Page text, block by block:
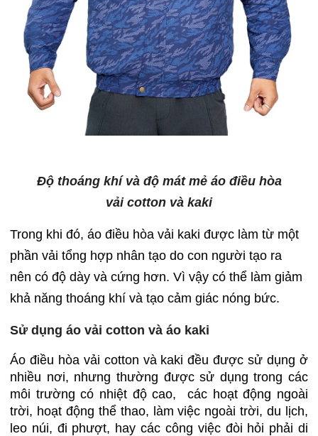
Độ thoáng khí và độ mát mẻ áo điều hòa
vải cotton và kaki
Trong khi đó, áo điều hòa vải kaki được làm từ một
phần vải tổng hợp nhân tạo do con người tạo ra
nên có độ dày và cứng hơn. Vì vậy có thể làm giảm
khả năng thoáng khí và tạo cảm giác nóng bức.
Sử dụng áo vải cotton và áo kaki
Áo điều hòa vải cotton và kaki đều được sử dụng ở
nhiều nơi, nhưng thường được sử dụng trong các
môi trường có nhiệt độ cao, các hoạt động ngoài
trời, hoạt động thể thao, làm việc ngoài trời, du lịch,
leo núi, đi phượt, hay các công việc đòi hỏi phải di